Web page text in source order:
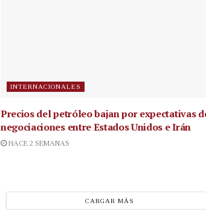
INTERNACIONALES
Precios del petróleo bajan por expectativas
negociaciones entre Estados Unidos e Irán
HACE 2 SEMANAS
CARGAR MÁS